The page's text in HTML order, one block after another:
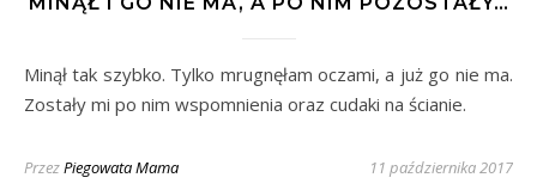
Minął tak szybko. Tylko mrugnęłam oczami, a już go nie ma.
Zostały mi po nim wspomnienia oraz cudaki na ścianie.
PrzezPiegowata Mama 11 października 2017